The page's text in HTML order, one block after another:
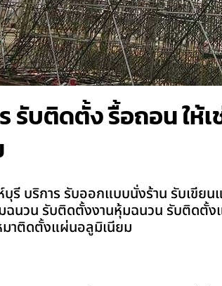
รับติดตั้ง รื้อถอน ให้
บริการ รับออกแบบนั่งร้าน รับเขีย
มฉนวน รับติดตั้งงานหุ้มฉนวน รับติด
มาติดตั้งแผ่นอลูมิเนียม